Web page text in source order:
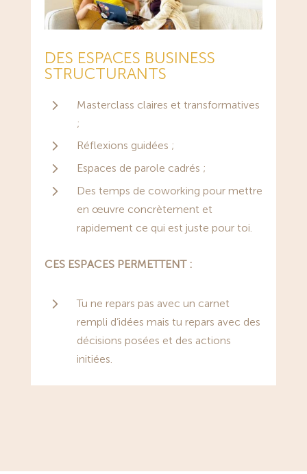
DES ESPACES BUSINESS
STRUCTURANTS
5
Masterclass claires et transformatives
;
5 Réflexions guidées ;
5 Espaces de parole cadrés ;
5
Des temps de coworking pour mettre
en œuvre concrètement et
rapidement ce qui est juste pour toi.
CES ESPACES PERMETTENT :
5
Tu ne repars pas avec un carnet
rempli d’idées mais tu repars avec des
décisions posées et des actions
initiées.